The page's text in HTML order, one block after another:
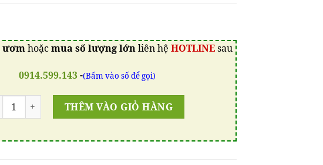
ươmhoặcmua số lượng lớnliên hệ HOTLINEsau
0914.599.143-(Bấm vào số để gọi)
lượng THÊM VÀO GIỎ HÀNG